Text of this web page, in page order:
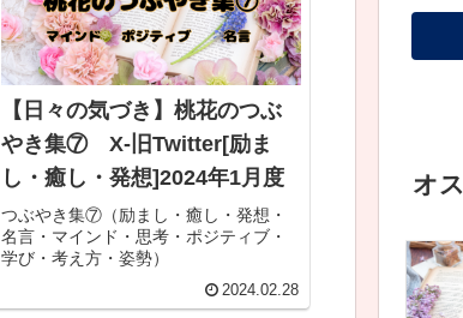
【日々の気づき】桃花のつぶ
やき集⑦ X-旧Twitter[励ま
し・癒し・発想]2024年1月度
つぶやき集⑦（励まし・癒し・発想・
名言・マインド・思考・ポジティブ・
学び・考え方・姿勢）
2024.02.28
オ